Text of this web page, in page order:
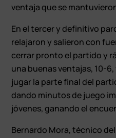
ventaja que se
En el tercer y definitivo
relajaron y salieron con
cerrar pronto el partido y
una buenas ventajas, 10-
jugar la parte final del
dando minutos de juego
jóvenes, ganando el
Bernardo Mora, técnico